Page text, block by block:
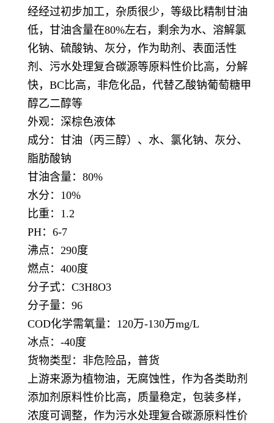
经经过初步加工，杂质很少，等级比精制甘油
低，甘油含量在80%左右，剩余为水、溶解氯
化钠、硫酸钠、灰分，作为助剂、表面活性
剂、污水处理复合碳源等原料性价比高，分解
快，BC比高，非危化品，代替乙酸钠葡萄糖甲
醇乙二醇等
外观：深棕色液体
成分：甘油（丙三醇）、水、氯化钠、灰分、
脂肪酸钠
甘油含量：80%
水分：10%
比重：1.2
PH：6-7
沸点：290度
燃点：400度
分子式：C3H8O3
分子量：96
COD化学需氧量：120万-130万mg/L
冰点：-40度
货物类型：非危险品，普货
上游来源为植物油，无腐蚀性，作为各类助剂
添加剂原料性价比高，质量稳定，包装多样，
浓度可调整，作为污水处理复合碳源原料性价